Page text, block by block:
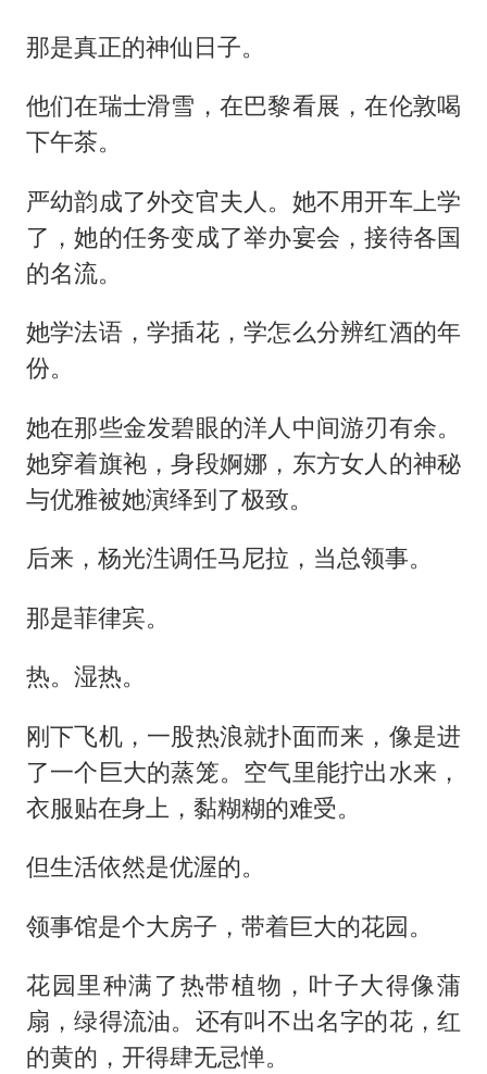
那是真正的神仙日子。
他们在瑞士滑雪，在巴黎看展，在伦敦喝
下午茶。
严幼韵成了外交官夫人。她不用开车上学
了，她的任务变成了举办宴会，接待各国
的名流。
她学法语，学插花，学怎么分辨红酒的年
份。
她在那些金发碧眼的洋人中间游刃有余。
她穿着旗袍，身段婀娜，东方女人的神秘
与优雅被她演绎到了极致。
后来，杨光泩调任马尼拉，当总领事。
那是菲律宾。
热。湿热。
刚下飞机，一股热浪就扑面而来，像是进
了一个巨大的蒸笼。空气里能拧出水来，
衣服贴在身上，黏糊糊的难受。
但生活依然是优渥的。
领事馆是个大房子，带着巨大的花园。
花园里种满了热带植物，叶子大得像蒲
扇，绿得流油。还有叫不出名字的花，红
的黄的，开得肆无忌惮。